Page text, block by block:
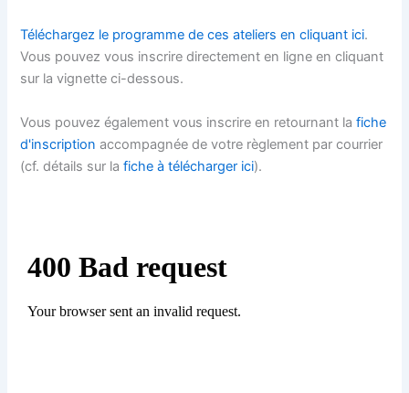
Téléchargez le programme de ces ateliers en cliquant ici.
Vous pouvez vous inscrire directement en ligne en cliquant
sur la vignette ci-dessous.
Vous pouvez également vous inscrire en retournant lafiche
d'inscription accompagnée de votre règlement par courrier
(cf. détails sur la fiche à télécharger ici).